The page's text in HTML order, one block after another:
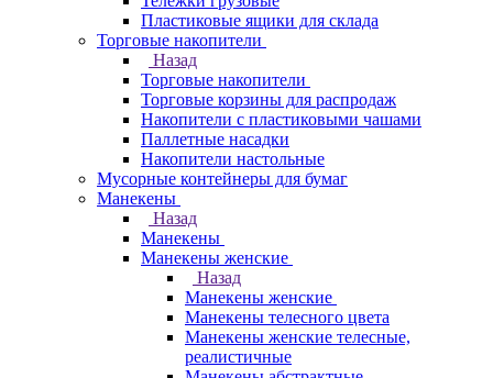
Пластиковые ящики для склада
Торговые накопители
Назад
Торговые накопители
Торговые корзины для распродаж
Накопители с пластиковыми чашами
Паллетные насадки
Накопители настольные
Мусорные контейнеры для бумаг
Манекены
Назад
Манекены
Манекены женские
Назад
Манекены женские
Манекены телесного цвета
Манекены женские телесные,
реалистичные